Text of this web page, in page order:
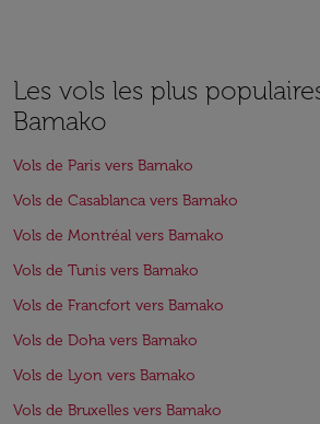
Les vols les plus
Bamako
Vols de Paris vers Bamako
Vols de Casablanca vers Bamako
Vols de Montréal vers Bamako
Vols de Tunis vers Bamako
Vols de Francfort vers Bamako
Vols de Doha vers Bamako
Vols de Lyon vers Bamako
Vols de Bruxelles vers Bamako